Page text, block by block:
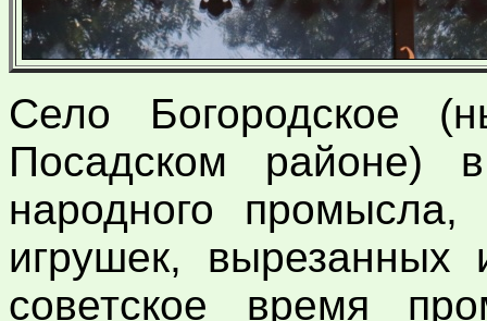
Село Богородское
Посадском районе)
народного промысла,
игрушек,
советское время